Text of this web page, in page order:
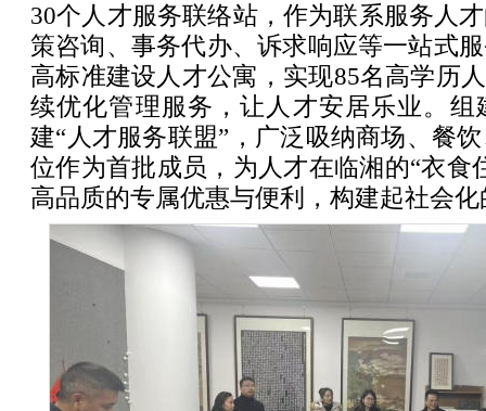
30个人才服务联络站，作为联系服务人
策咨询、事务代办、诉求响应等一站式
高标准建设人才公寓，实现85名高学历
续优化管理服务，让人才安居乐业。组
建“人才服务联盟”，广泛吸纳商场、餐
位作为首批成员，为人才在临湘的“衣食
高品质的专属优惠与便利，构建起社会